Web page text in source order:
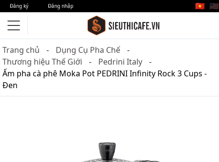
Đăng ký Đăng nhập 🇻🇳 🇺🇸
Trang chủ
Dụng Cụ Pha Chế
Thương hiệu Thế Giới
Pedrini Italy
Ấm pha cà phê Moka Pot PEDRINI Infinity Rock 3 Cups -
Đen